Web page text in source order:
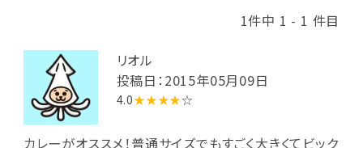
1件中 1 - 1 件目
リオル
投稿日：2015年05月09日
4.0★★★★☆
カレーがオススメ！普通サイズでもすごく大きくてビック